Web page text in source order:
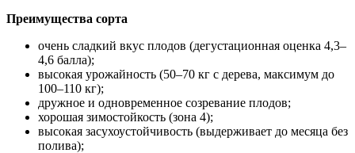
Преимущества сорта
очень сладкий вкус плодов (дегустационная оценка 4,3–
4,6 балла);
высокая урожайность (50–70 кг с дерева, максимум до
100–110 кг);
дружное и одновременное созревание плодов;
хорошая зимостойкость (зона 4);
высокая засухоустойчивость (выдерживает до месяца без
полива);